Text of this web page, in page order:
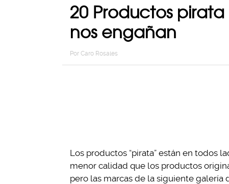
20 Productos
nos engañan
Por Caro Rosales
Los productos “pirata” están en todos
menor calidad que los productos
pero las marcas de la siguiente galería